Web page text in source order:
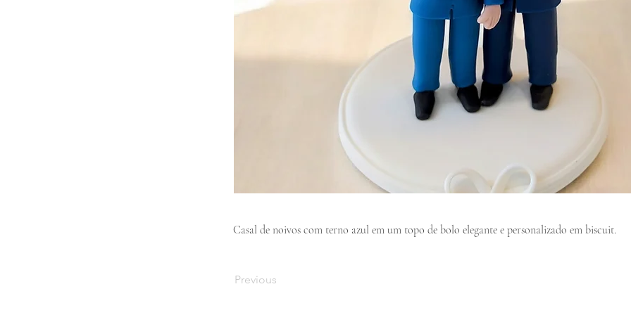
Casal de noivos com terno azul em um topo de bolo elegante e personalizado em biscuit.
Previous